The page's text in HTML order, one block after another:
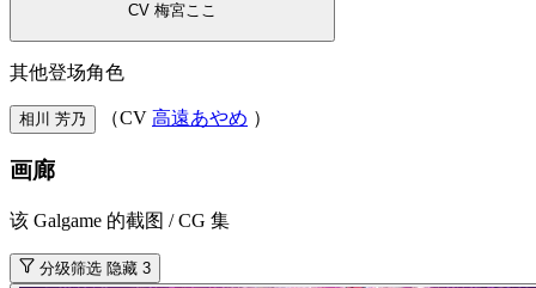
CV 梅宮ここ
其他登场角色
相川 芳乃 （CV 高遠あやめ ）
画廊
该 Galgame 的截图 / CG 集
分级筛选隐藏 3